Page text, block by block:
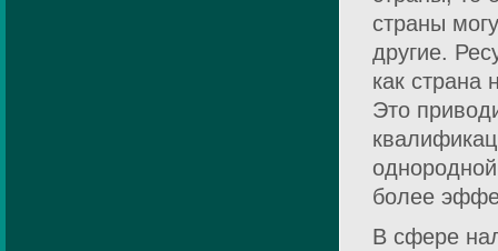
страны
другие.
как страна
Это
более
В сфере